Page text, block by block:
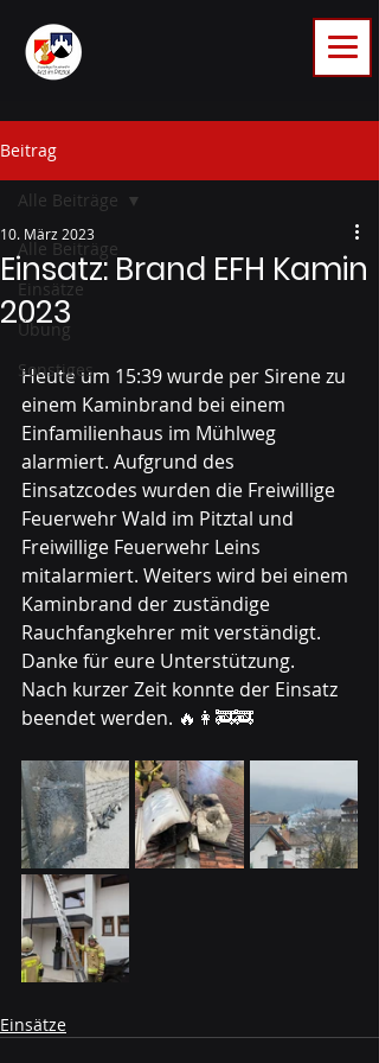
Beitrag
Alle Beiträge
Einsätze
Übung
Sonstiges
Alle Beiträge
Einsatz: Brand EFH Kamin
2023
10. März 2023
Heute um 15:39 wurde per Sirene zu
einem Kaminbrand bei einem
Einfamilienhaus im Mühlweg
alarmiert. Aufgrund des
Einsatzcodes wurden die Freiwillige
Feuerwehr Wald im Pitztal und
Freiwillige Feuerwehr Leins
mitalarmiert. Weiters wird bei einem
Kaminbrand der zuständige
Rauchfangkehrer mit verständigt.
Danke für eure Unterstützung.
Nach kurzer Zeit konnte der Einsatz
beendet werden. 🔥👩‍🚒🚒
Einsätze